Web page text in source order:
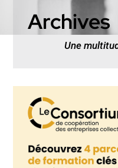
Archives
Une